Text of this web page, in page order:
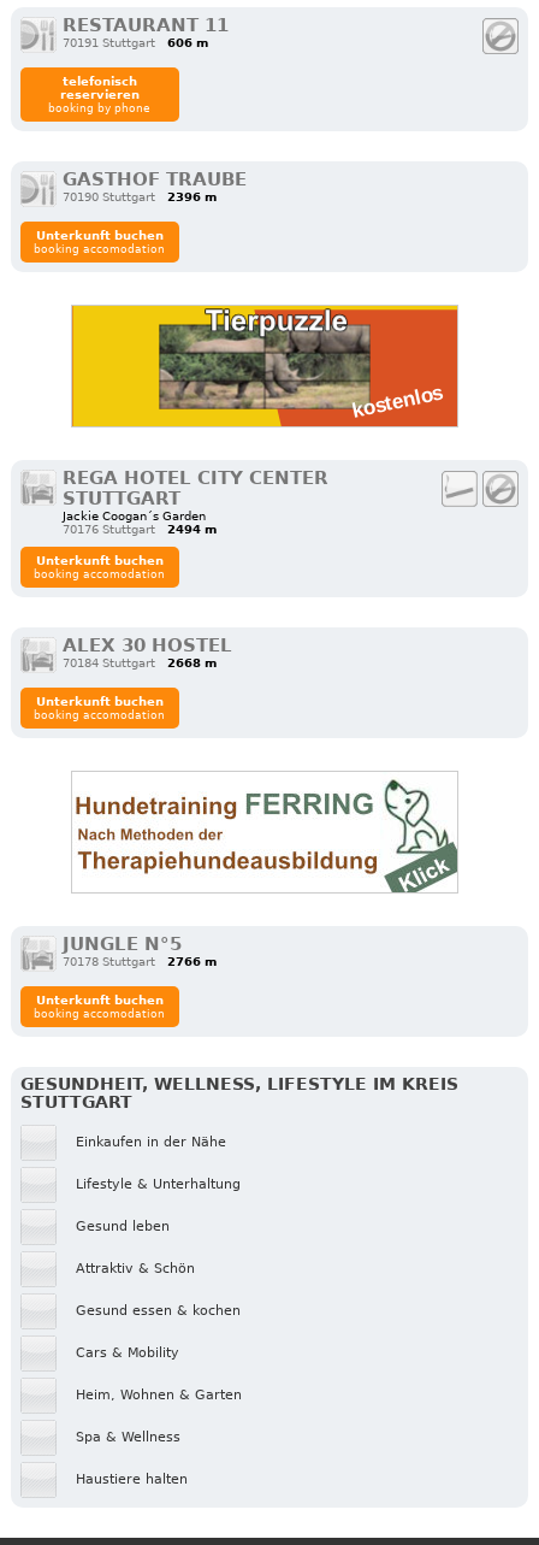
RESTAURANT 11
70191 Stuttgart 606 m
telefonisch
reservieren
booking by phone
GASTHOF TRAUBE
70190 Stuttgart 2396 m
Unterkunft buchen
booking accomodation
REGA HOTEL CITY CENTER
STUTTGART
Jackie Coogan´s Garden
70176 Stuttgart
2494 m
Unterkunft buchen
booking accomodation
ALEX 30 HOSTEL
70184 Stuttgart 2668 m
Unterkunft buchen
booking accomodation
JUNGLE N°5
70178 Stuttgart 2766 m
Unterkunft buchen
booking accomodation
GESUNDHEIT, WELLNESS, LIFESTYLE IM KREIS
STUTTGART
Einkaufen in der Nähe
Lifestyle & Unterhaltung
Gesund leben
Attraktiv & Schön
Gesund essen & kochen
Cars & Mobility
Heim, Wohnen & Garten
Spa & Wellness
Haustiere halten